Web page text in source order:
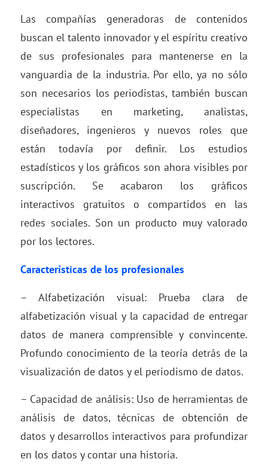
Las compañías generadoras de contenidos
buscan el talento innovador y el espíritu creativo
de sus profesionales para mantenerse en la
vanguardia de la industria. Por ello, ya no sólo
son necesarios los periodistas, también buscan
especialistas en marketing, analistas,
diseñadores, ingenieros y nuevos roles que
están todavía por definir. Los estudios
estadísticos y los gráficos son ahora visibles por
suscripción. Se acabaron los gráficos
interactivos gratuitos o compartidos en las
redes sociales. Son un producto muy valorado
por los lectores.
Características de los profesionales
– Alfabetización visual: Prueba clara de
alfabetización visual y la capacidad de entregar
datos de manera comprensible y convincente.
Profundo conocimiento de la teoría detrás de la
visualización de datos y el periodismo de datos.
– Capacidad de análisis: Uso de herramientas de
análisis de datos, técnicas de obtención de
datos y desarrollos interactivos para profundizar
en los datos y contar una historia.